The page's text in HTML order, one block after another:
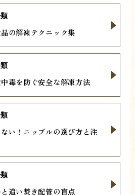
の解凍テクニック集
毒を防ぐ安全な解凍方法
い！ニップルの選び方と注
追い焚き配管の盲点